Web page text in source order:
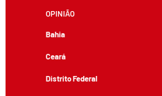
OPINIÃO
Bahia
Ceará
Distrito Federal